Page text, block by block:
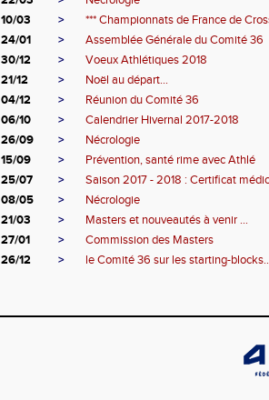
10/03
>
*** Championnats de France de
24/01
>
Assemblée Générale du Comité 36
30/12
>
Voeux Athlétiques 2018
21/12
>
Noël au départ...
04/12
>
Réunion du Comité 36
06/10
>
Calendrier Hivernal 2017-2018
26/09
>
Nécrologie
15/09
>
Prévention, santé rime avec Athlé
25/07
>
Saison 2017 - 2018 : Certificat
08/05
>
Nécrologie
21/03
>
Masters et nouveautés à venir ...
27/01
>
Commission des Masters
26/12
> le Comité 36 sur les starting-